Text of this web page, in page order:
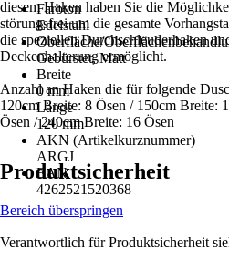
Farbton
Edelstahl
Oberfläche/
Gebürstet, Matt
Breite
0 mm
Länge
120 mm
AKN (Artikelkurznummer)
ARGJ
EAN
4262521520368
diesem Haken haben Sie die
störungsfrei um die gesamte
die speziellen Durchschleuderhaken
Deckenhalterung ermöglicht.
Anzahl an Haken die für folgende
120cm Breite: 8 Ösen / 150cm Breite:
Ösen / 240cm Breite: 16 Ösen
Produktsicherheit
Bereich überspringen
Verantwortlich für Produktsicherheit